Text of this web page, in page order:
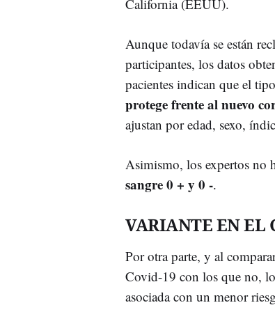
California (EEUU).
Aunque todavía se están
participantes, los datos
pacientes indican que el
protege frente al nuevo
ajustan por edad, sexo,
Asimismo, los expertos no
sangre 0 + y 0 -.
VARIANTE EN EL
Por otra parte, y al
Covid-19 con los que no,
asociada con un menor